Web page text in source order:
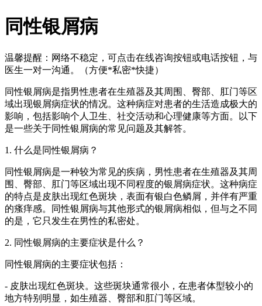
同性银屑病
温馨提醒： 网络不稳定，可点击在线咨询按钮或电话按钮，与
医生一对一沟通。（方便*私密*快捷）
同性银屑病是指男性患者在生殖器及其周围、臀部、肛门等区
域出现银屑病症状的情况。这种病症对患者的生活造成极大的
影响，包括影响个人卫生、社交活动和心理健康等方面。以下
是一些关于同性银屑病的常见问题及其解答。
1. 什么是同性银屑病？
同性银屑病是一种较为常见的疾病，男性患者在生殖器及其周
围、臀部、肛门等区域出现不同程度的银屑病症状。这种病症
的特点是皮肤出现红色斑块，表面有银白色鳞屑，并伴有严重
的瘙痒感。同性银屑病与其他形式的银屑病相似，但与之不同
的是，它只发生在男性的私密处。
2. 同性银屑病的主要症状是什么？
同性银屑病的主要症状包括：
- 皮肤出现红色斑块。这些斑块通常很小，在患者体型较小的
地方特别明显，如生殖器、臀部和肛门等区域。